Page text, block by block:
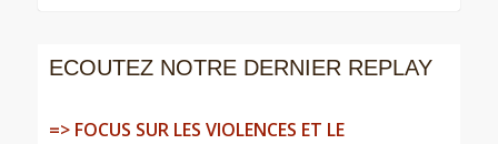
ECOUTEZ NOTRE DERNIER REPLAY
=> FOCUS SUR LES VIOLENCES ET LE